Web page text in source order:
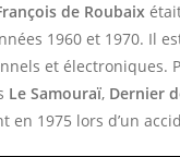
de Roubaix
1960 et 1970. Il
et électroniques.
Le Samouraï, Dernier
en 1975 lors d’un